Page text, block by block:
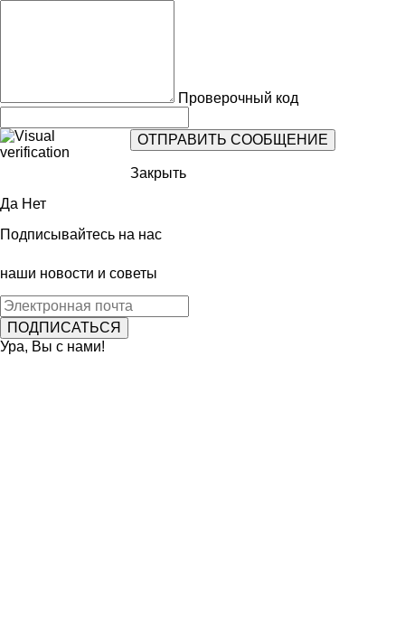
Проверочный код
Закрыть
Да Нет
Подписывайтесь на нас
наши новости и советы
Ура, Вы с нами!